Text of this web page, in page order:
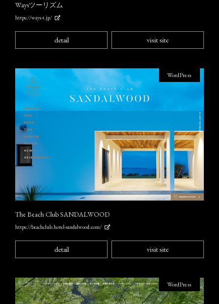
Waysツーリズム
https://ways-t.jp/
detail visit site
The Beach Club SANDALWOOD
https://beachclub.hotel-sandalwood.com/
WordPress
detail visit site
WordPress